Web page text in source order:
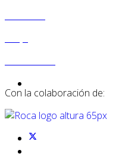
Con la colaboración de: